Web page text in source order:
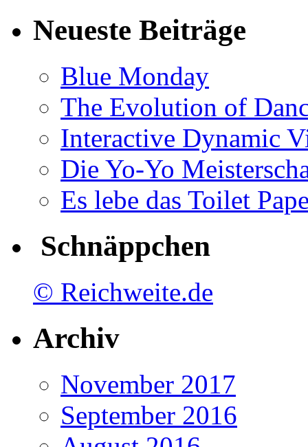
Neueste Beiträge
Blue Monday
The Evolution of
Interactive Dynamic
Die Yo-Yo
Es lebe das Toilet
Schnäppchen
© Reichweite.de
Archiv
November 2017
September 2016